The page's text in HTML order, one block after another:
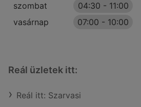
szombat
04:30 - 11:00
vasárnap
07:00 - 10:00
Reál üzletek itt:
Reál itt: Szarvasi